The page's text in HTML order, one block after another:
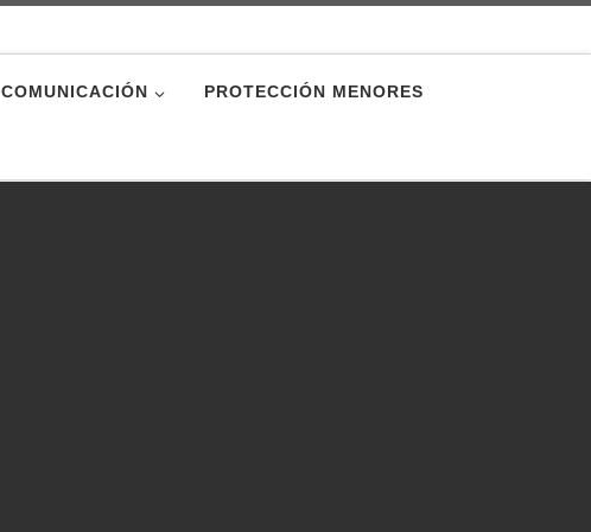
COMUNICACIÓN PROTECCIÓN MENORES